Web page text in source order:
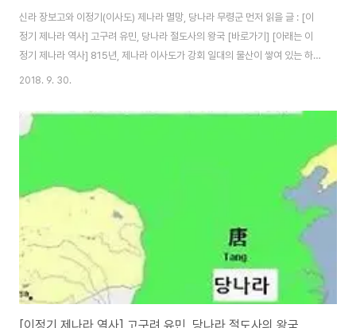
신라 장보고와 이정기(이사도) 제나라 멸망, 당나라 무령군 먼저 읽을 글 : [이
정기 제나라 역사] 고구려 유민, 당나라 절도사의 왕국 [바로가기] [아래는 이
정기 제나라 역사] 815년, 제나라 이사도가 강회 일대의 물산이 쌓여 있는 하
음의 곡식창고를 불사르는 등 선제공격을 가했다. 이곳은 당나라 조정이 이사
했다. 이해 12월, 헌종이 강회의 번진들과 투항해온 번진들을 앞세워 이순 토벌
에 나섰다. 장안과 가까운 하남부에 10여 개의 진지를 구축한 이사도는 장안에
자객을 보내 번진 토벌을 주장한 재상 무원형을 암살했다. 그러나 헌종은 고집
을 꺾지 않았다. 결국 이사도는 조정과 정면대결을 펼치는 상황으로 몰리게 됐
다. 당시 토벌군 ..
2018. 9. 30.